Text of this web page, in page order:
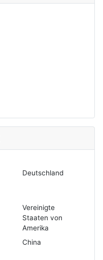
Deutschland
Vereinigte
Staaten von
Amerika
China